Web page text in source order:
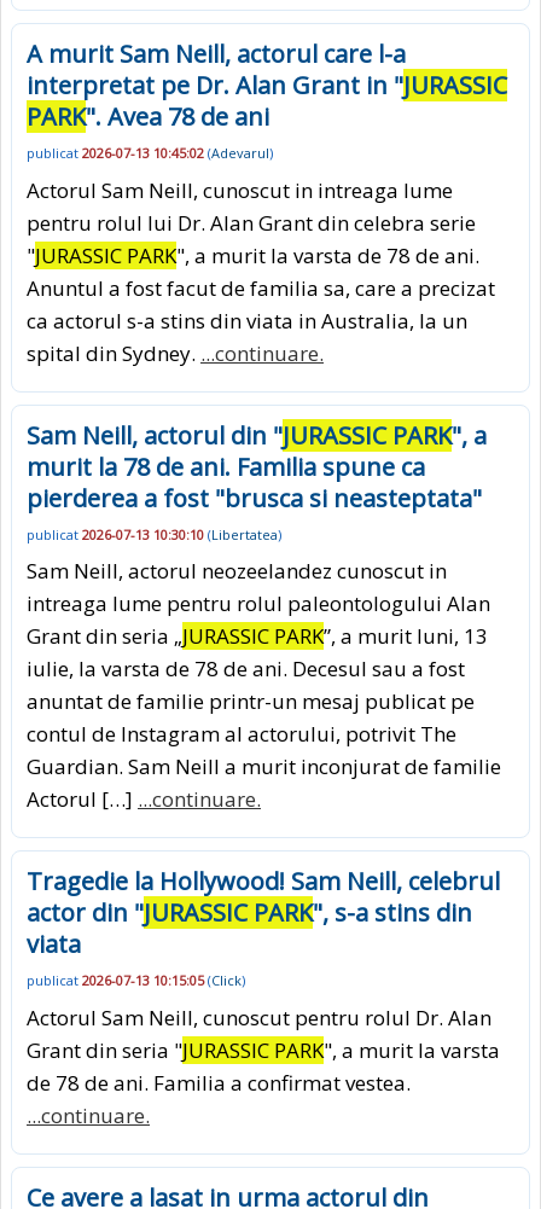
A murit Sam Neill, actorul care l-a
interpretat pe Dr. Alan Grant in "JURASSIC
PARK". Avea 78 de ani
publicat 2026-07-13 10:45:02 (Adevarul)
Actorul Sam Neill, cunoscut in intreaga lume
pentru rolul lui Dr. Alan Grant din celebra serie
"JURASSIC PARK", a murit la varsta de 78 de ani.
Anuntul a fost facut de familia sa, care a precizat
ca actorul s-a stins din viata in Australia, la un
spital din Sydney. ...continuare.
Sam Neill, actorul din "JURASSIC PARK", a
murit la 78 de ani. Familia spune ca
pierderea a fost "brusca si neasteptata"
publicat 2026-07-13 10:30:10 (Libertatea)
Sam Neill, actorul neozeelandez cunoscut in
intreaga lume pentru rolul paleontologului Alan
Grant din seria „JURASSIC PARK”, a murit luni, 13
iulie, la varsta de 78 de ani. Decesul sau a fost
anuntat de familie printr-un mesaj publicat pe
contul de Instagram al actorului, potrivit The
Guardian. Sam Neill a murit inconjurat de familie
Actorul […] ...continuare.
Tragedie la Hollywood! Sam Neill, celebrul
actor din "JURASSIC PARK", s-a stins din
viata
publicat 2026-07-13 10:15:05(Click)
Actorul Sam Neill, cunoscut pentru rolul Dr. Alan
Grant din seria "JURASSIC PARK", a murit la varsta
de 78 de ani. Familia a confirmat vestea.
...continuare.
Ce avere a lasat in urma actorul din